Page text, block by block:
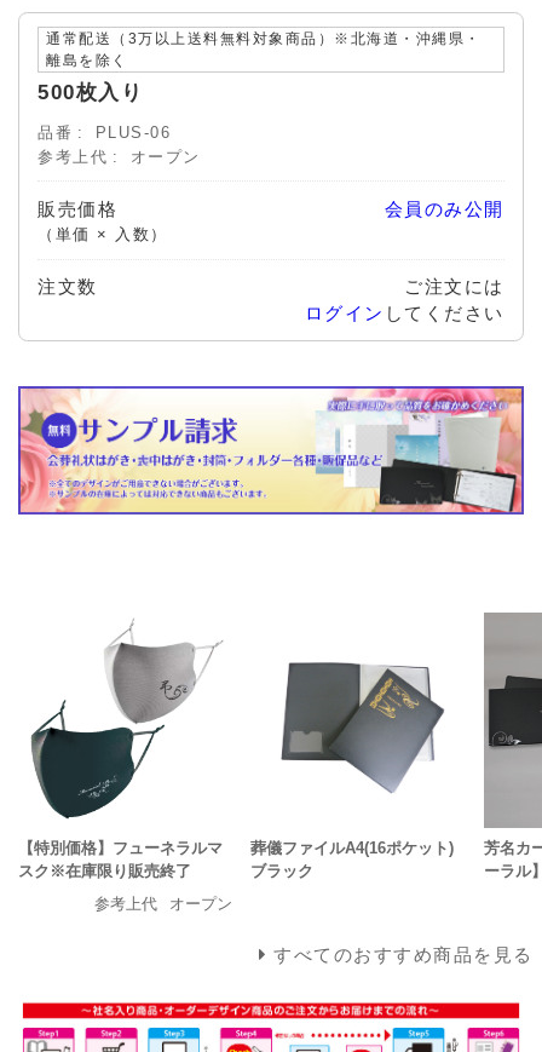
通常配送（3万以上送料無料対象商品）※北海道・沖縄県・
離島を除く
500枚入り
品番
PLUS-06
参考上代
オープン
販売価格
（単価 × 入数）
会員のみ公開
注文数
ご注文には
ログイン してください
【特別価格】フューネラルマ
スク※在庫限り販売終了
参考上代
オープン
葬儀ファイルA4(16ポケット)
ブラック
芳名カ
ーラル
すべてのおすすめ商品を見る